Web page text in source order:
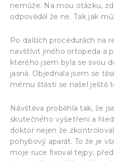
nemůže. Na mou otázku,
odpověděl že ne. Tak jak
Po dalších procedurách na
navštívit jiného ortopeda a
kterého jsem byla se svou
jasná. Objednala jsem se
mému štěstí se našel ještě
Návštěva proběhla tak, že
skutečného vyšetření a
doktor nejen že
pohybový aparát. To že je
moje ruce fixoval tejpy,